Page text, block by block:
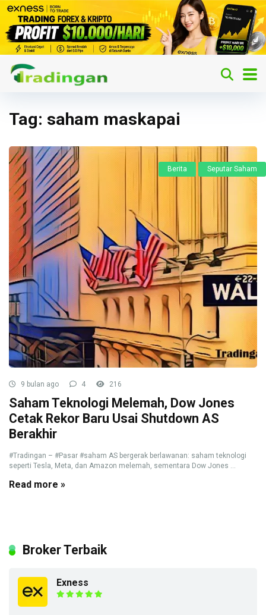
Tag: saham maskapai
Berita Seputar Saham
9 bulan ago 4 216
Saham Teknologi Melemah, Dow Jones
Cetak Rekor Baru Usai Shutdown AS
Berakhir
#Tradingan – #Pasar #saham AS bergerak berlawanan: saham teknologi
seperti Tesla, Meta, dan Amazon melemah, sementara Dow Jones ...
Read more »
Broker Terbaik
Exness